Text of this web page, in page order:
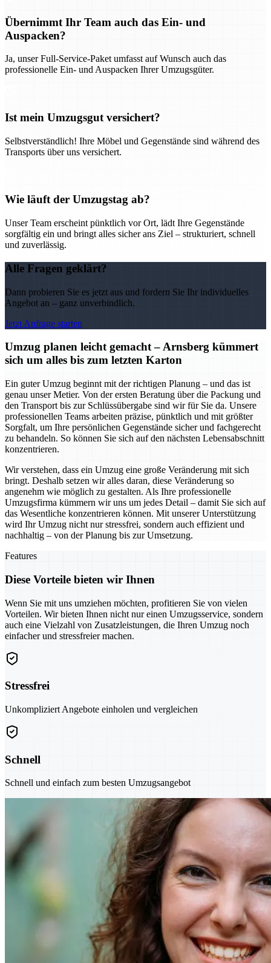
Übernimmt Ihr Team auch das Ein- und
Auspacken?
Ja, unser Full-Service-Paket umfasst auf Wunsch auch das
professionelle Ein- und Auspacken Ihrer Umzugsgüter.
Ist mein Umzugsgut versichert?
Selbstverständlich! Ihre Möbel und Gegenstände sind während des
Transports über uns versichert.
Wie läuft der Umzugstag ab?
Unser Team erscheint pünktlich vor Ort, lädt Ihre Gegenstände
sorgfältig ein und bringt alles sicher ans Ziel – strukturiert, schnell
und zuverlässig.
Alle Fragen geklärt?
Dann probieren Sie es jetzt aus und fordern Sie Ihr individuelles
Angebot an – ganz unverbindlich.
Jetzt Anfrage starten
Umzug planen leicht gemacht – Arnsberg kümmert
sich um alles bis zum letzten Karton
Ein guter Umzug beginnt mit der richtigen Planung – und das ist
genau unser Metier. Von der ersten Beratung über die Packung und
den Transport bis zur Schlüssübergabe sind wir für Sie da. Unsere
professionellen Teams arbeiten präzise, pünktlich und mit größter
Sorgfalt, um Ihre persönlichen Gegenstände sicher und fachgerecht
zu behandeln. So können Sie sich auf den nächsten Lebensabschnitt
konzentrieren.
Wir verstehen, dass ein Umzug eine große Veränderung mit sich
bringt. Deshalb setzen wir alles daran, diese Veränderung so
angenehm wie möglich zu gestalten. Als Ihre professionelle
Umzugsfirma kümmern wir uns um jedes Detail – damit Sie sich auf
das Wesentliche konzentrieren können. Mit unserer Unterstützung
wird Ihr Umzug nicht nur stressfrei, sondern auch effizient und
nachhaltig – von der Planung bis zur Umsetzung.
Features
Diese Vorteile bieten wir Ihnen
Wenn Sie mit uns umziehen möchten, profitieren Sie von vielen
Vorteilen. Wir bieten Ihnen nicht nur einen Umzugsservice, sondern
auch eine Vielzahl von Zusatzleistungen, die Ihren Umzug noch
einfacher und stressfreier machen.
Stressfrei
Unkompliziert Angebote einholen und vergleichen
Schnell
Schnell und einfach zum besten Umzugsangebot